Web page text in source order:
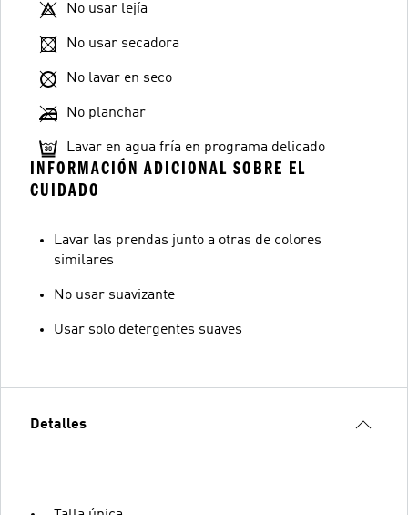
No usar lejía
No usar secadora
No lavar en seco
No planchar
Lavar en agua fría en programa delicado
INFORMACIÓN ADICIONAL SOBRE EL
CUIDADO
Lavar las prendas junto a otras de colores
similares
No usar suavizante
Usar solo detergentes suaves
Detalles